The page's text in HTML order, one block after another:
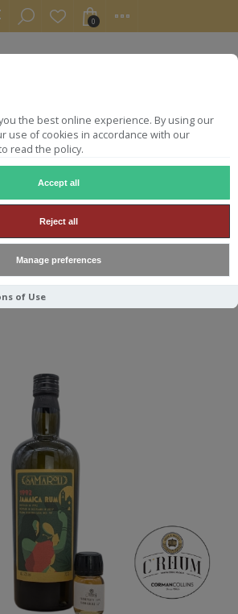
the best online experience. By using our
use of cookies in accordance with our
read the policy.
Accept all
Reject all
Manage preferences
of Use
0
HAMPDEN 1992
52°